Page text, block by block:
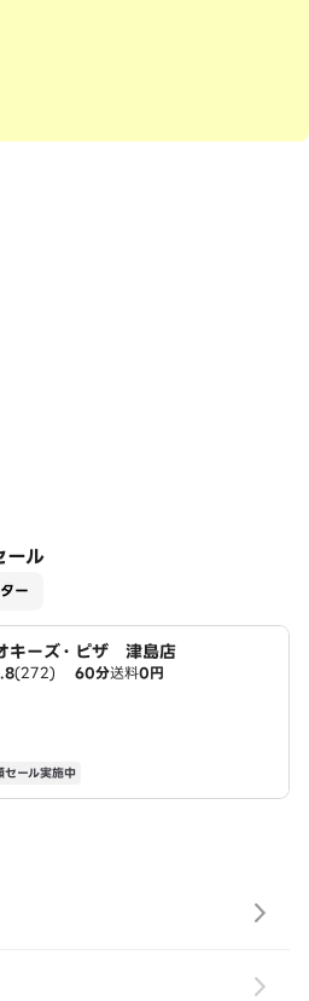
ール
ー
キーズ・ピザ 津島店
(272) 60分送料0円
セール実施中